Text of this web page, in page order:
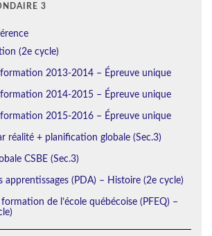
3
(2e cycle)
2013-2014 – Épreuve unique
2014-2015 – Épreuve unique
2015-2016 – Épreuve unique
réalité + planification globale (Sec.3)
CSBE (Sec.3)
apprentissages (PDA) – Histoire (2e cycle)
de l’école québécoise (PFEQ) –